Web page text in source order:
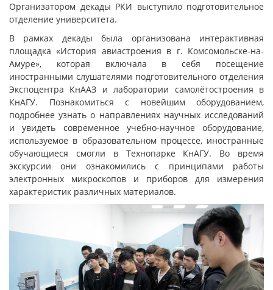
Организатором декады РКИ выступило подготовительное
отделение университета.
В рамках декады была организована интерактивная
площадка «История авиастроения в г. Комсомольске-на-
Амуре», которая включала в себя посещение
иностранными слушателями подготовительного отделения
Экспоцентра КнААЗ и лаборатории самолётостроения в
КнАГУ. Познакомиться с новейшим оборудованием,
подробнее узнать о направлениях научных исследований
и увидеть современное учебно-научное оборудование,
используемое в образовательном процессе, иностранные
обучающиеся смогли в Технопарке КнАГУ. Во время
экскурсии они ознакомились с принципами работы
электронных микроскопов и приборов для измерения
характеристик различных материалов.